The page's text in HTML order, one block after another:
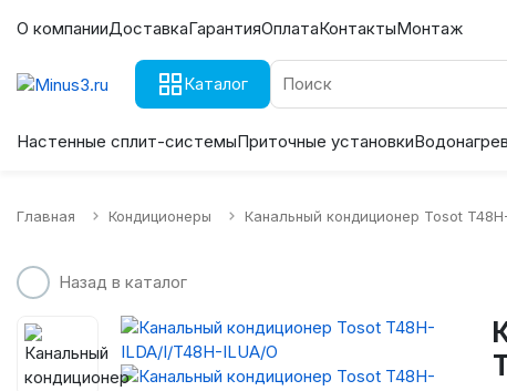
О компанииДоставкаГарантияОплатаКонтактыМонтаж
Каталог
Настенные сплит-системыПриточные установки
Главная Кондиционеры Канальный кондиционер Tosot
Назад в каталог